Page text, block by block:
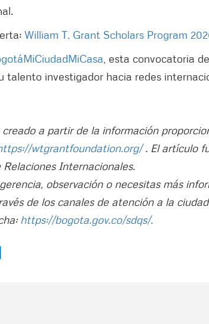
William T. Grant Scholars Program
, esta convocatoria
talento investigador hacia redes
a partir de la información
wtgrantfoundation.org/. El artículo
Internacionales.
observación o necesitas más
de los canales de atención a la
https://bogota.gov.co/sdqs/.